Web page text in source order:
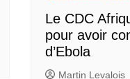
Le CDC
pour avoir
d’Ebola
Martin Levalois